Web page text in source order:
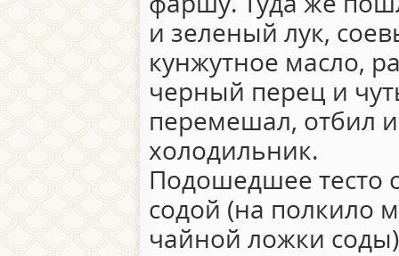
и зеленый лук,
кунжутное масло,
черный перец и
перемешал, отбил
холодильник.
Подошедшее тесто
содой (на полкило
чайной ложки